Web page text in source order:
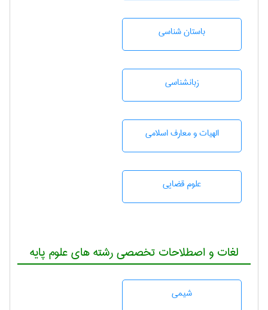
باستان شناسی
زبانشناسی
الهیات و معارف اسلامی
علوم قضایی
لغات و اصطلاحات تخصصی رشته های علوم پایه
شيمی